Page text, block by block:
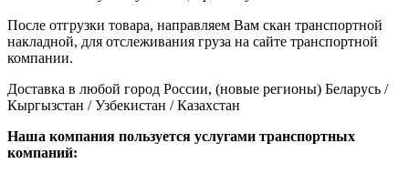
После отгрузки товара, направляем Вам скан транспортной
накладной, для отслеживания груза на сайте транспортной
компании.
Доставка в любой город России, (новые регионы) Беларусь /
Кыргызстан / Узбекистан / Казахстан
Наша компания пользуется услугами транспортных
компаний: